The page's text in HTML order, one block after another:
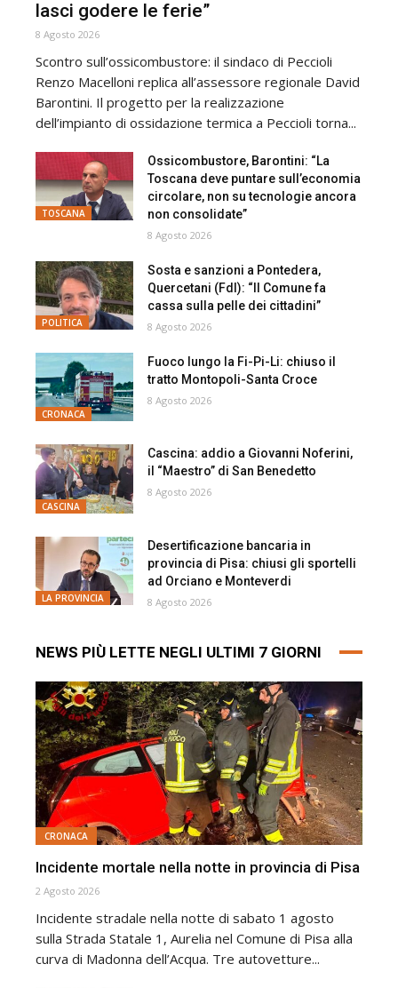
lasci godere le ferie”
8 Agosto 2026
Scontro sull’ossicombustore: il sindaco di Peccioli
Renzo Macelloni replica all’assessore regionale David
Barontini. Il progetto per la realizzazione
dell’impianto di ossidazione termica a Peccioli torna...
TOSCANA
Ossicombustore, Barontini: “La
Toscana deve puntare sull’economia
circolare, non su tecnologie ancora
non consolidate”
8 Agosto 2026
POLITICA
Sosta e sanzioni a Pontedera,
Quercetani (FdI): “Il Comune fa
cassa sulla pelle dei cittadini”
8 Agosto 2026
CRONACA
Fuoco lungo la Fi-Pi-Li: chiuso il
tratto Montopoli-Santa Croce
8 Agosto 2026
CASCINA
Cascina: addio a Giovanni Noferini,
il “Maestro” di San Benedetto
8 Agosto 2026
LA PROVINCIA
Desertificazione bancaria in
provincia di Pisa: chiusi gli sportelli
ad Orciano e Monteverdi
8 Agosto 2026
NEWS PIÙ LETTE NEGLI ULTIMI 7 GIORNI
CRONACA
Incidente mortale nella notte in provincia di Pisa
2 Agosto 2026
Incidente stradale nella notte di sabato 1 agosto
sulla Strada Statale 1, Aurelia nel Comune di Pisa alla
curva di Madonna dell’Acqua. Tre autovetture...